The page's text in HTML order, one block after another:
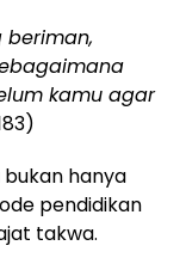
kamu agar
hanya
pendidikan
takwa.